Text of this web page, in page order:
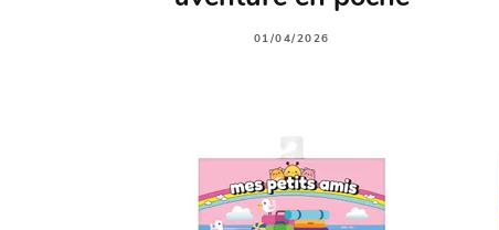
01/04/2026